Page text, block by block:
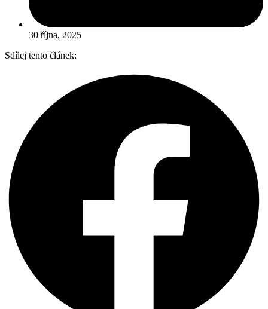
30 října, 2025
Sdílej tento článek: